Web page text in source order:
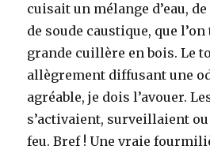
cuisait un mélange d’eau,
de soude caustique, que
grande cuillère en bois. Le
allègrement diffusant une
agréable, je dois l’avouer.
s’activaient, surveillaient
feu. Bref ! Une vraie